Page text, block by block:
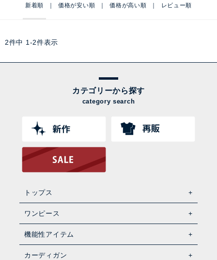
新着順 価格が安い順 価格が高い順 レビュー順
2件中 1 -2件表示
カテゴリーから探す
category search
トップス
ワンピース
機能性アイテム
カーディガン